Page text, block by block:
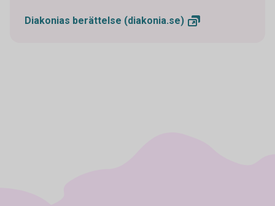
Diakonias berättelse (diakonia.se)